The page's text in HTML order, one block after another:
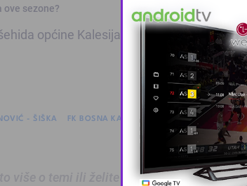
sezone?
općine Kalesija će biti odigrano 23.
- ŠIŠKA FK BOSNA KALESIJA FK SLOGA KUP
više o temi ili želite prijaviti grešku u